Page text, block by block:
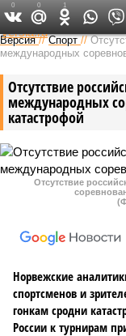
Версия //Спорт //
международных
Отсутствие
международных
катастрофой
Отсутствие
Норвежские
спортсменов и
гонкам сродни
России к турнирам
0 0 1